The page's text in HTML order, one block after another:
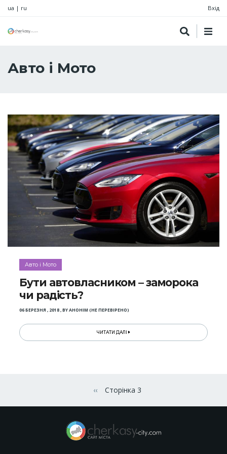
ua | ru Вхід
Авто і Мото
Авто і Мото
Бути автовласником – заморока
чи радість?
06 БЕРЕЗНЯ , 2018,BYАНОНІМ (НЕ ПЕРЕВІРЕНО)
ЧИТАТИ ДАЛІ
сторінки
Попередня сторінка
‹‹ Сторінка 3